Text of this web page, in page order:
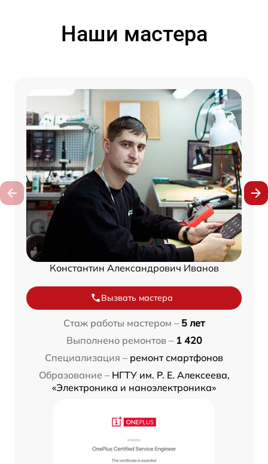
Наши мастера
Константин Александрович Иванов
Вызвать мастера
Стаж работы мастером – 5 лет
Выполнено ремонтов – 1 420
Специализация – ремонт смартфонов
Образование – НГТУ им. Р. Е. Алексеева,
«Электроника и наноэлектроника»